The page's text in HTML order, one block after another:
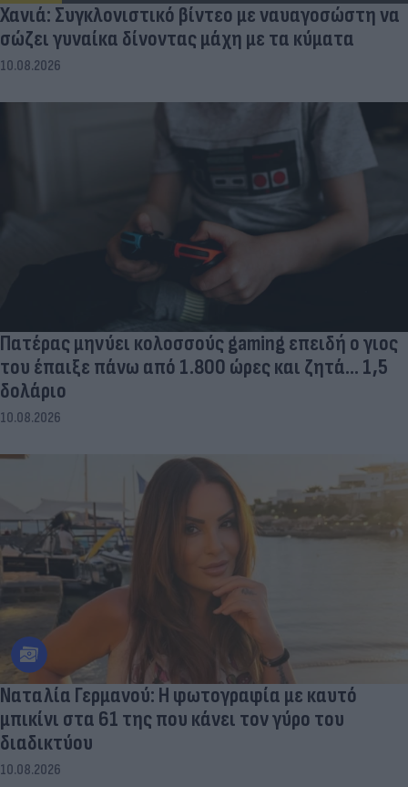
Χανιά: Συγκλονιστικό βίντεο με ναυαγοσώστη να
σώζει γυναίκα δίνοντας μάχη με τα κύματα
10.08.2026
Πατέρας μηνύει κολοσσούς gaming επειδή ο γιος
του έπαιξε πάνω από 1.800 ώρες και ζητά... 1,5
δολάριο
10.08.2026
Ναταλία Γερμανού: Η φωτογραφία με καυτό
μπικίνι στα 61 της που κάνει τον γύρο του
διαδικτύου
10.08.2026